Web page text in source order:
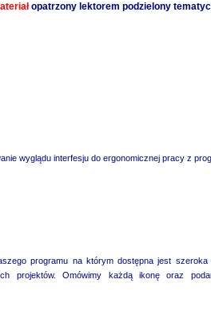
opatrzony lektorem podzielony
wyglądu interfesju do ergonomicznej pracy z
programu na którym dostępna jest szeroka
projektów. Omówimy każdą ikonę oraz